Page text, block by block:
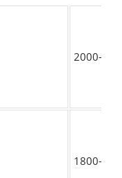
2000-
1800-